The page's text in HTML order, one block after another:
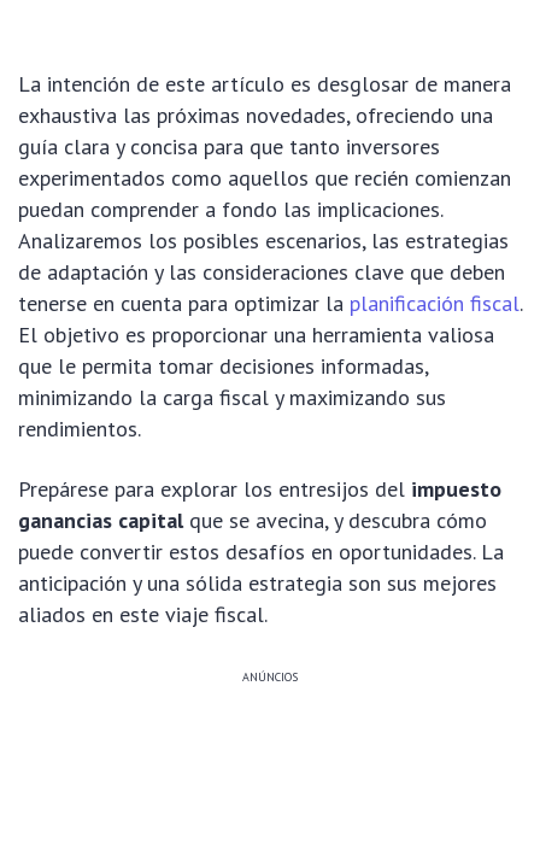
La intención de este artículo es desglosar de manera
exhaustiva las próximas novedades, ofreciendo una
guía clara y concisa para que tanto inversores
experimentados como aquellos que recién comienzan
puedan comprender a fondo las implicaciones.
Analizaremos los posibles escenarios, las estrategias
de adaptación y las consideraciones clave que deben
tenerse en cuenta para optimizar la planificación fiscal.
El objetivo es proporcionar una herramienta valiosa
que le permita tomar decisiones informadas,
minimizando la carga fiscal y maximizando sus
rendimientos.
Prepárese para explorar los entresijos del impuesto
ganancias capitalque se avecina, y descubra cómo
puede convertir estos desafíos en oportunidades. La
anticipación y una sólida estrategia son sus mejores
aliados en este viaje fiscal.
ANÚNCIOS